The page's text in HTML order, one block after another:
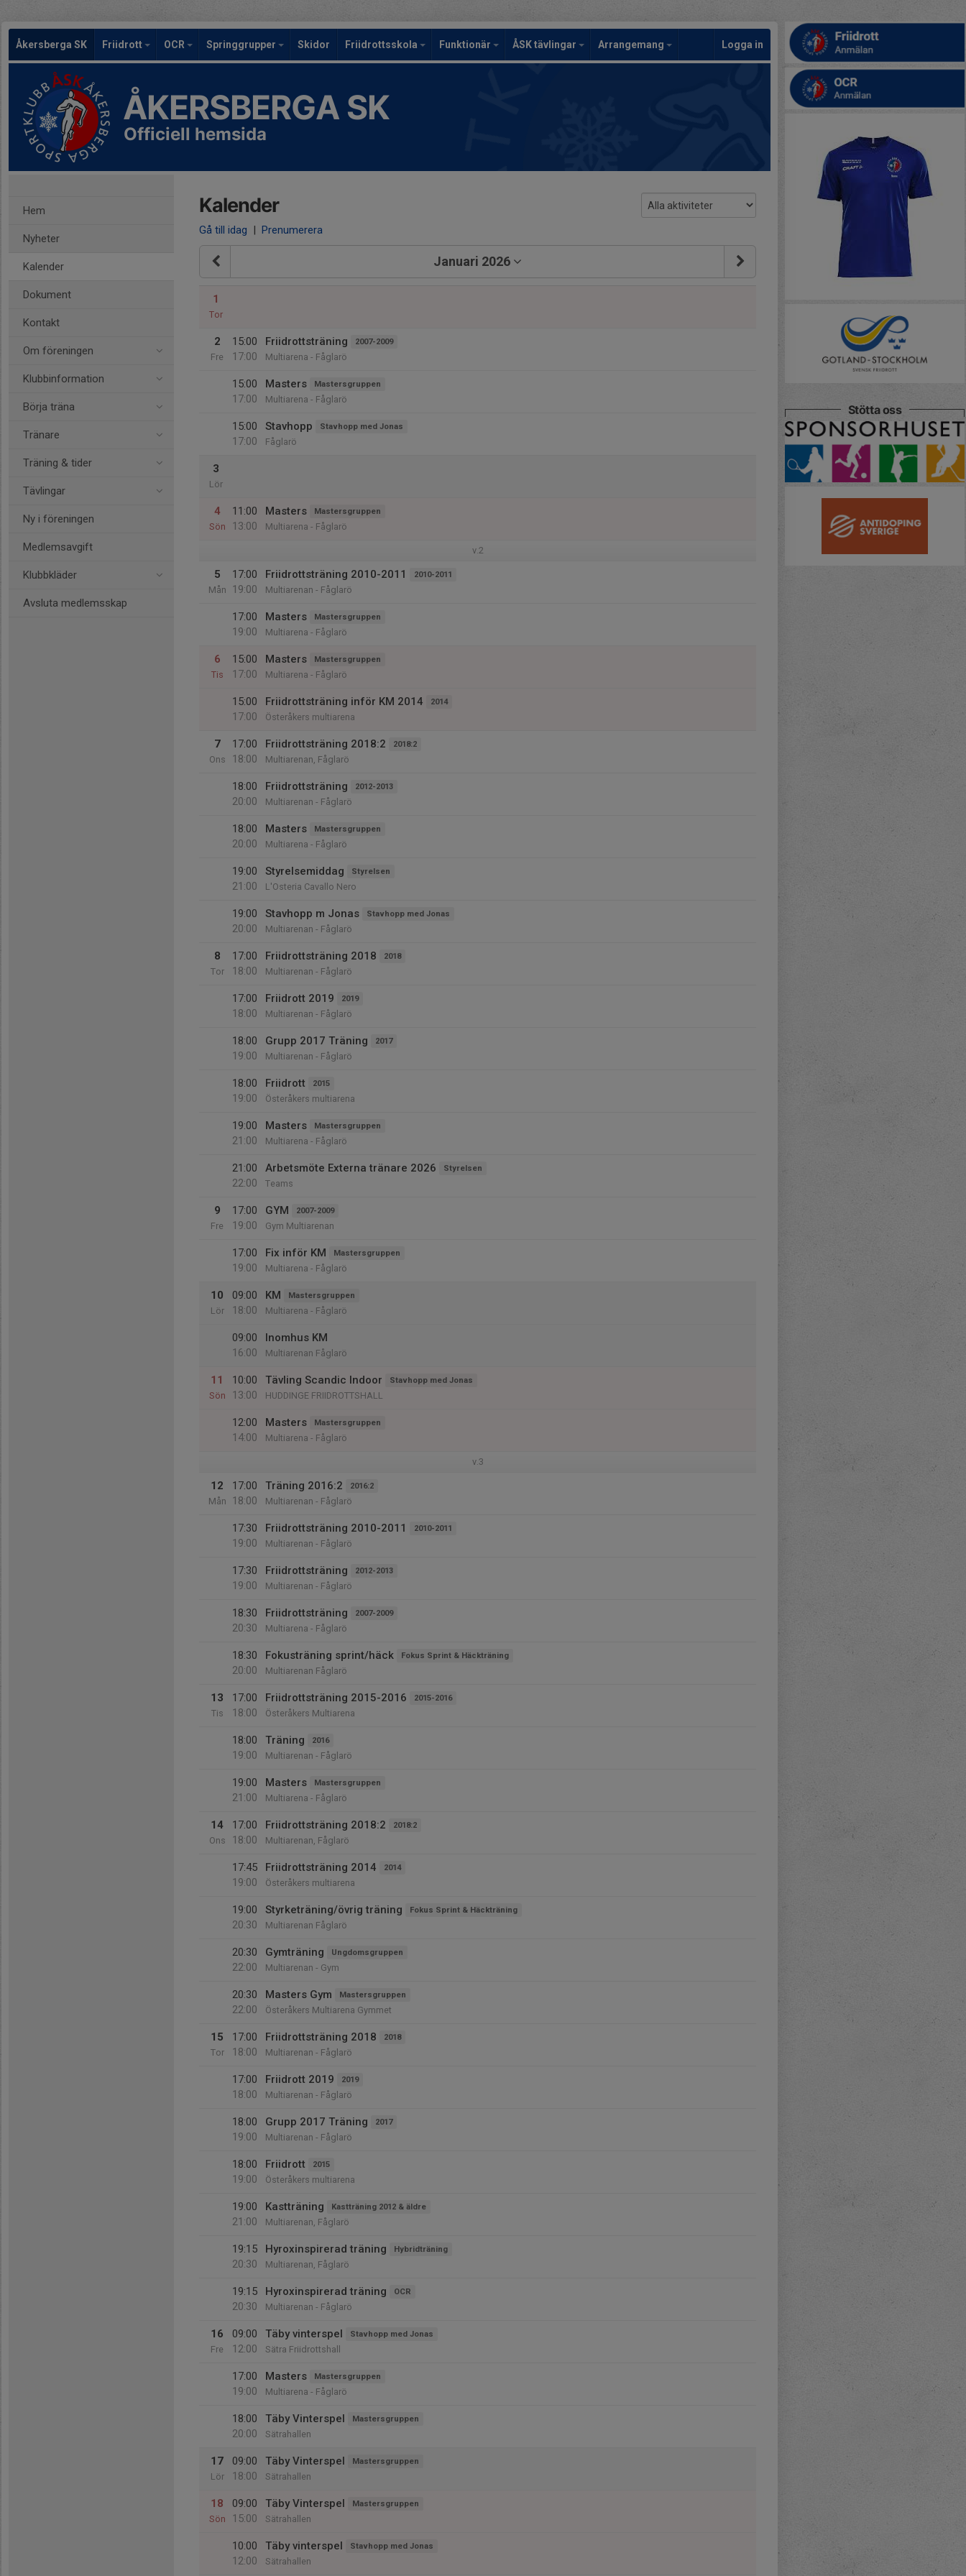
Åkersberga SK Friidrott OCR Springgrupper Skidor Friidrottsskola Funktionär ÅSK tävlingar Arrangemang Logga in
ÅKERSBERGA SK
Officiell hemsida
Hem
Nyheter
Kalender
Dokument
Kontakt
Om föreningen
Klubbinformation
Börja träna
Tränare
Träning & tider
Tävlingar
Ny i föreningen
Medlemsavgift
Klubbkläder
Avsluta medlemsskap
Kalender
Gå till idag | Prenumerera
Januari 2026
1
Tor
2
Fre
15:00
17:00
Friidrottsträning 2007-2009
Multiarena - Fåglarö
15:00
17:00
Masters Mastersgruppen
Multiarena - Fåglarö
15:00
17:00
Stavhopp Stavhopp med Jonas
Fåglarö
3
Lör
4
Sön
11:00
13:00
Masters Mastersgruppen
Multiarena - Fåglarö
v.2
5
Mån
17:00
19:00
Friidrottsträning 2010-2011 2010-2011
Multiarenan - Fåglarö
17:00
19:00
Masters Mastersgruppen
Multiarena - Fåglarö
6
Tis
15:00
17:00
Masters Mastersgruppen
Multiarena - Fåglarö
15:00
17:00
Friidrottsträning inför KM 2014 2014
Österåkers multiarena
7
Ons
17:00
18:00
Friidrottsträning 2018:2 2018:2
Multiarenan, Fåglarö
18:00
20:00
Friidrottsträning 2012-2013
Multiarenan - Fåglarö
18:00
20:00
Masters Mastersgruppen
Multiarena - Fåglarö
19:00
21:00
Styrelsemiddag Styrelsen
L'Osteria Cavallo Nero
19:00
20:00
Stavhopp m Jonas Stavhopp med Jonas
Multiarenan - Fåglarö
8
Tor
17:00
18:00
Friidrottsträning 2018 2018
Multiarenan - Fåglarö
17:00
18:00
Friidrott 2019 2019
Multiarenan - Fåglarö
18:00
19:00
Grupp 2017 Träning 2017
Multiarenan - Fåglarö
18:00
19:00
Friidrott 2015
Österåkers multiarena
19:00
21:00
Masters Mastersgruppen
Multiarena - Fåglarö
21:00
22:00
Arbetsmöte Externa tränare 2026 Styrelsen
Teams
9
Fre
17:00
19:00
GYM 2007-2009
Gym Multiarenan
17:00
19:00
Fix inför KM Mastersgruppen
Multiarena - Fåglarö
10
Lör
09:00
18:00
KM Mastersgruppen
Multiarena - Fåglarö
09:00
16:00
Inomhus KM
Multiarenan Fåglarö
11
Sön
10:00
13:00
Tävling Scandic Indoor Stavhopp med Jonas
HUDDINGE FRIIDROTTSHALL
12:00
14:00
Masters Mastersgruppen
Multiarena - Fåglarö
v.3
12
Mån
17:00
18:00
Träning 2016:2 2016:2
Multiarenan - Fåglarö
17:30
19:00
Friidrottsträning 2010-2011 2010-2011
Multiarenan - Fåglarö
17:30
19:00
Friidrottsträning 2012-2013
Multiarenan - Fåglarö
18:30
20:30
Friidrottsträning 2007-2009
Multiarena - Fåglarö
18:30
20:00
Fokusträning sprint/häck Fokus Sprint & Häckträning
Multiarenan Fåglarö
13
Tis
17:00
18:00
Friidrottsträning 2015-2016 2015-2016
Österåkers Multiarena
18:00
19:00
Träning 2016
Multiarenan - Fåglarö
19:00
21:00
Masters Mastersgruppen
Multiarena - Fåglarö
14
Ons
17:00
18:00
Friidrottsträning 2018:2 2018:2
Multiarenan, Fåglarö
17:45
19:00
Friidrottsträning 2014 2014
Österåkers multiarena
19:00
20:30
Styrketräning/övrig träning Fokus Sprint & Häckträning
Multiarenan Fåglarö
20:30
22:00
Gymträning Ungdomsgruppen
Multiarenan - Gym
20:30
22:00
Masters Gym Mastersgruppen
Österåkers Multiarena Gymmet
15
Tor
17:00
18:00
Friidrottsträning 2018 2018
Multiarenan - Fåglarö
17:00
18:00
Friidrott 2019 2019
Multiarenan - Fåglarö
18:00
19:00
Grupp 2017 Träning 2017
Multiarenan - Fåglarö
18:00
19:00
Friidrott 2015
Österåkers multiarena
19:00
21:00
Kastträning Kastträning 2012 & äldre
Multiarenan, Fåglarö
19:15
20:30
Hyroxinspirerad träning Hybridträning
Multiarenan, Fåglarö
19:15
20:30
Hyroxinspirerad träning OCR
Multiarenan - Fåglarö
16
Fre
09:00
12:00
Täby vinterspel Stavhopp med Jonas
Sätra Friidrottshall
17:00
19:00
Masters Mastersgruppen
Multiarena - Fåglarö
18:00
20:00
Täby Vinterspel Mastersgruppen
Sätrahallen
17
Lör
09:00
18:00
Täby Vinterspel Mastersgruppen
Sätrahallen
18
Sön
09:00
15:00
Täby Vinterspel Mastersgruppen
Sätrahallen
10:00
12:00
Täby vinterspel Stavhopp med Jonas
Sätrahallen
Stötta oss